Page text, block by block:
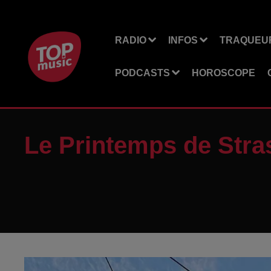
RADIO INFOS
PODCASTS HOROSCOPE
Le Printemps de